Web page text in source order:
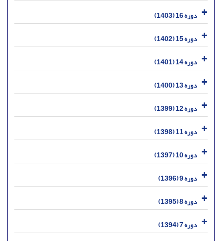
دوره 16 (1403)
دوره 15 (1402)
دوره 14 (1401)
دوره 13 (1400)
دوره 12 (1399)
دوره 11 (1398)
دوره 10 (1397)
دوره 9 (1396)
دوره 8 (1395)
دوره 7 (1394)